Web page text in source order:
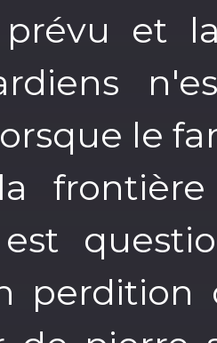
et
le
est
perdition